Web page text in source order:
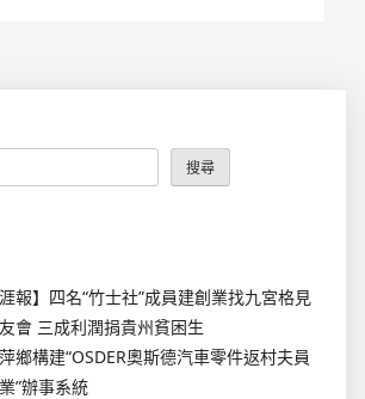
搜尋
涯報】四名“竹士社”成員建創業找九宮格見
會 三成利潤捐貴州貧困生
鄉構建“OSDER奧斯德汽車零件返村夫員
”辦事系統